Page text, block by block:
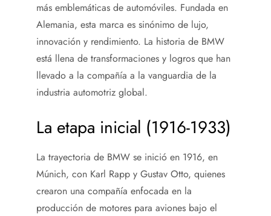
más emblemáticas de automóviles. Fundada en
Alemania, esta marca es sinónimo de lujo,
innovación y rendimiento. La historia de BMW
está llena de transformaciones y logros que han
llevado a la compañía a la vanguardia de la
industria automotriz global.
La etapa inicial (1916-1933)
La trayectoria de BMW se inició en 1916, en
Múnich, con Karl Rapp y Gustav Otto, quienes
crearon una compañía enfocada en la
producción de motores para aviones bajo el